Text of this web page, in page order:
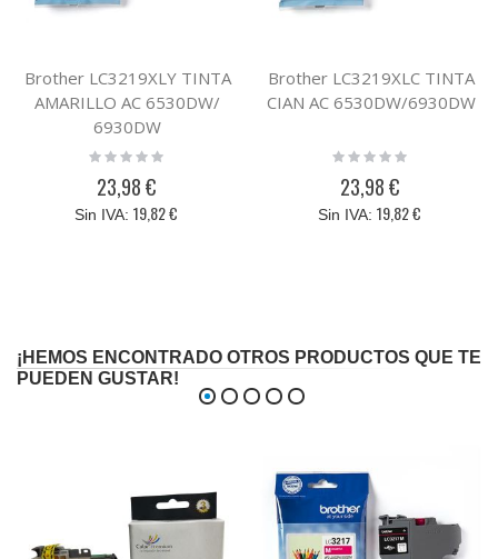
Brother LC3219XLY TINTA
AMARILLO AC 6530DW/
6930DW
Rating:
23,98 €
19,82 €
Brother LC3219XLC TINTA
CIAN AC 6530DW/6930DW
Rating:
23,98 €
19,82 €
¡HEMOS ENCONTRADO OTROS PRODUCTOS QUE TE
PUEDEN GUSTAR!